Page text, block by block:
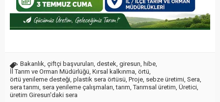
Bakanlık çiftçi başvuruları destek giresun hibe
İl Tarım ve Orman Müdürlüğü Kırsal kalkınma örtü
örtü yenileme desteği plastik sera örtüsü Proje sebze üretimi Sera
sera tarımı sera yenileme çalışmaları ,tarım ,Tarımsal üretim Üretici
üretim Giresun'daki sera